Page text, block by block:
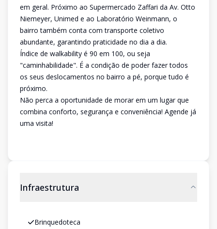
em geral. Próximo ao Supermercado Zaffari da Av. Otto
Niemeyer, Unimed e ao Laboratório Weinmann, o
bairro também conta com transporte coletivo
abundante, garantindo praticidade no dia a dia.
Índice de walkability é 90 em 100, ou seja
"caminhabilidade". É a condição de poder fazer todos
os seus deslocamentos no bairro a pé, porque tudo é
próximo.
Não perca a oportunidade de morar em um lugar que
combina conforto, segurança e conveniência! Agende já
uma visita!
Infraestrutura
Brinquedoteca